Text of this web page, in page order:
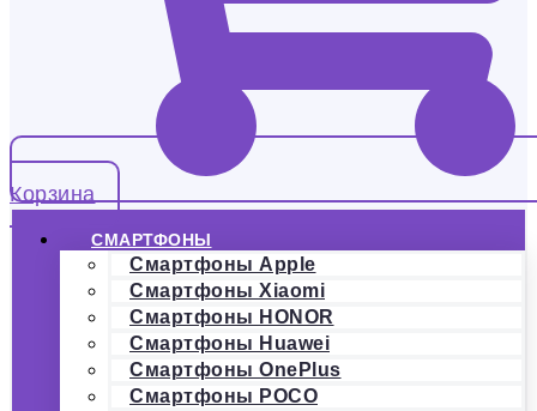
Корзина
СМАРТФОНЫ
Смартфоны Apple
Смартфоны Xiaomi
Смартфоны HONOR
Смартфоны Huawei
Смартфоны OnePlus
Смартфоны POCO